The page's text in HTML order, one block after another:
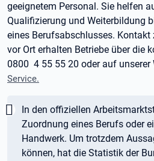
geeignetem Personal. Sie helfen
Qualifizierung und Weiterbildung
eines Berufsabschlusses. Kontakt
vor Ort erhalten Betriebe über die
0800 4 55 55 20 oder auf unserer
Service.
Wichtig:
In den offiziellen
Zuordnung eines Berufs oder
Handwerk. Um trotzdem
können, hat die Statistik der